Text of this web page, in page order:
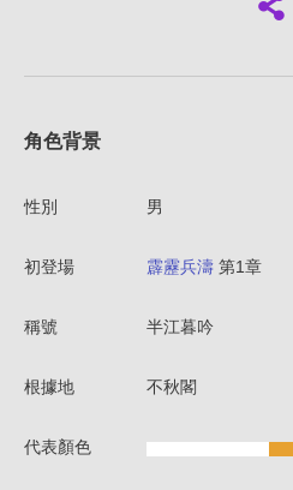
角色背景
性別 男
初登場 霹靂兵濤 第1章
稱號 半江暮吟
根據地 不秋閣
代表顏色